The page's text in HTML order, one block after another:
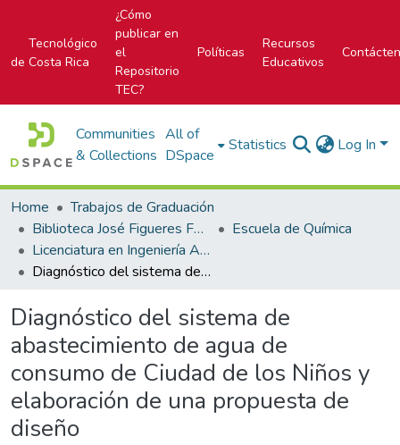
Tecnológico
de Costa Rica
¿Cómo
publicar en
el
Repositorio
TEC?
Políticas
Recursos
Educativos
Communities
& Collections
All of
DSpace
Statistics Log In
Home
Trabajos de Graduación
Biblioteca José Figueres Ferrer
Escuela de Química
Licenciatura en Ingeniería Ambiental
Diagnóstico del sistema de abastecimiento de agua de consumo de Ciudad de los Niños y elaboración de una propuesta de diseño
Diagnóstico del sistema de
abastecimiento de agua de
consumo de Ciudad de los Niños y
elaboración de una propuesta de
diseño